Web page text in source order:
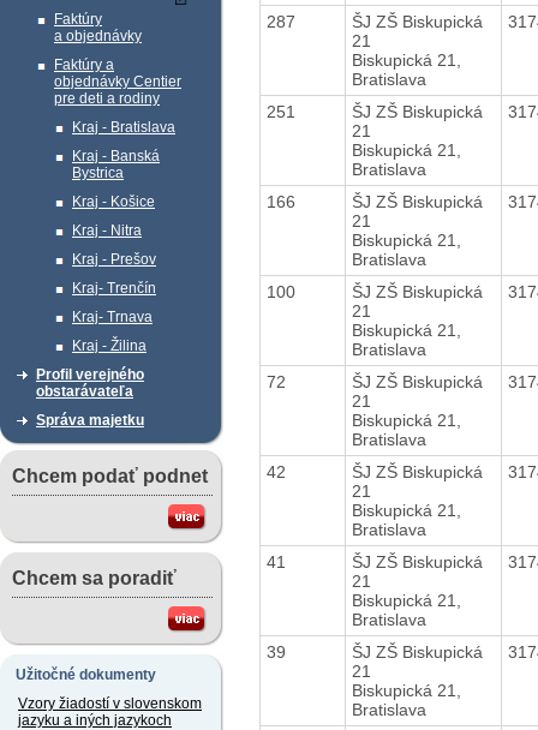
Faktúry
a objednávky
Faktúry a
objednávky Centier
pre deti a rodiny
Kraj - Bratislava
Kraj - Banská
Bystrica
Kraj - Košice
Kraj - Nitra
Kraj - Prešov
Kraj- Trenčín
Kraj- Trnava
Kraj - Žilina
Profil verejného
obstarávateľa
Správa majetku
Chcem podať podnet
Chcem sa poradiť
Užitočné dokumenty
Vzory žiadostí v slovenskom
jazyku a iných jazykoch
287
ŠJ ZŠ Biskupická
21
Biskupická 21,
Bratislava
251
ŠJ ZŠ Biskupická
21
Biskupická 21,
Bratislava
166
ŠJ ZŠ Biskupická
21
Biskupická 21,
Bratislava
100
ŠJ ZŠ Biskupická
21
Biskupická 21,
Bratislava
72
ŠJ ZŠ Biskupická
21
Biskupická 21,
Bratislava
42
ŠJ ZŠ Biskupická
21
Biskupická 21,
Bratislava
41
ŠJ ZŠ Biskupická
21
Biskupická 21,
Bratislava
39
ŠJ ZŠ Biskupická
21
Biskupická 21,
Bratislava